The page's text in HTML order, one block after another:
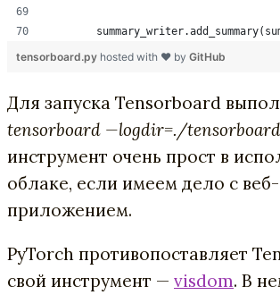
tensorboard.py hosted with ❤ by GitHub
Для запуска Tensorboard
tensorboard —logdir=./tensorboard
инструмент очень прост в
облаке, если имеем дело с веб-
приложением.
PyTorch противопоставляет
свой инструмент — visdom. В